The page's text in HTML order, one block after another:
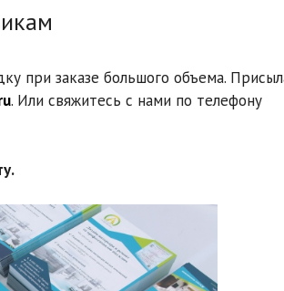
при заказе большого объема.
. Или свяжитесь с нами по телефону